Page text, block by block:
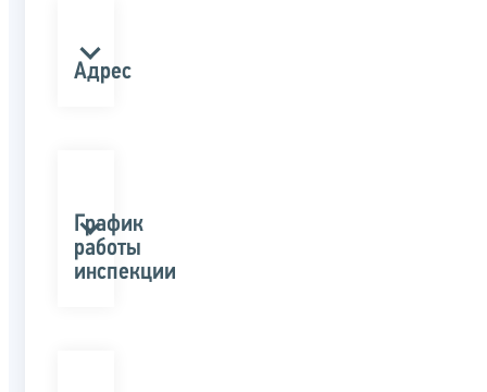
Адрес
График
работы
инспекции